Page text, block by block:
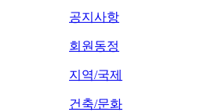
공지사항
회원동정
지역/국제
건축/문화